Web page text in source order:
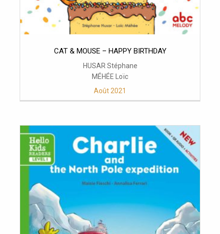
CAT & MOUSE – HAPPY BIRTHDAY
HUSAR Stéphane
MÉHÉE Loïc
Août 2021